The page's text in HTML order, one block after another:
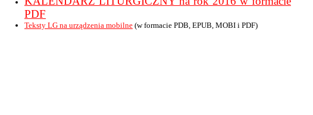
PDF
Teksty LG na urządzenia mobilne (w formacie PDB, EPUB, MOBI i PDF)